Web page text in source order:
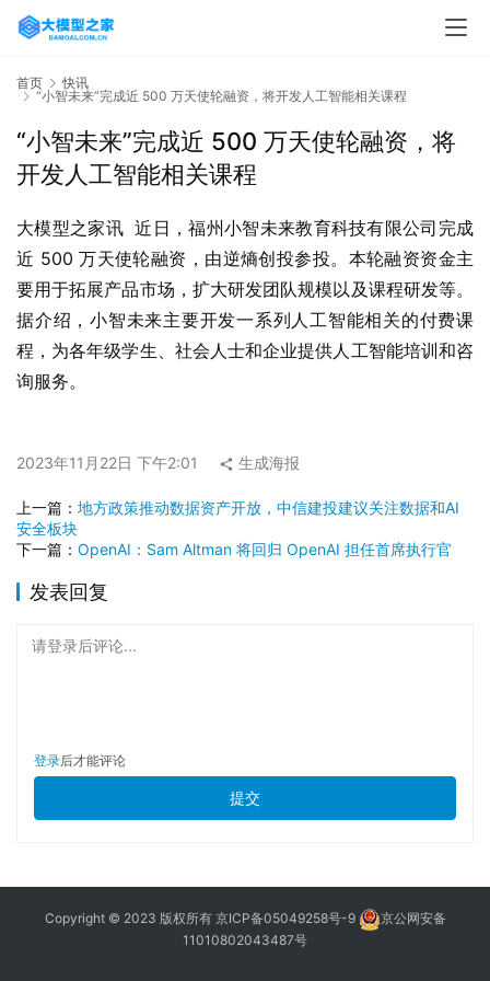
首页
快讯
“小智未来”完成近 500 万天使轮融资，将开发人工智能相关课程
“小智未来”完成近 500 万天使轮融资，将
开发人工智能相关课程
大模型之家讯  近日，福州小智未来教育科技有限公司完成
近 500 万天使轮融资，由逆熵创投参投。本轮融资资金主
要用于拓展产品市场，扩大研发团队规模以及课程研发等。
据介绍，小智未来主要开发一系列人工智能相关的付费课
程，为各年级学生、社会人士和企业提供人工智能培训和咨
询服务。
2023年11月22日 下午2:01 生成海报
上一篇： 地方政策推动数据资产开放，中信建投建议关注数据和AI
安全板块
下一篇： OpenAI：Sam Altman 将回归 OpenAI 担任首席执行官
发表回复
请登录后评论...
登录后才能评论
提交
Copyright © 2023 版权所有 京ICP备05049258号-9
京公网安备
11010802043487号